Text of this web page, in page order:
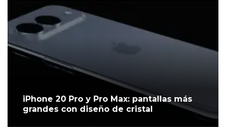
iPhone 20 Pro y Pro Max: pantallas más
grandes con diseño de cristal